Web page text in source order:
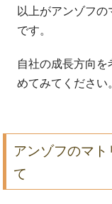
以上がアンゾフ
です。
自社の成長方向
めてみてください
アンゾフのマ
て